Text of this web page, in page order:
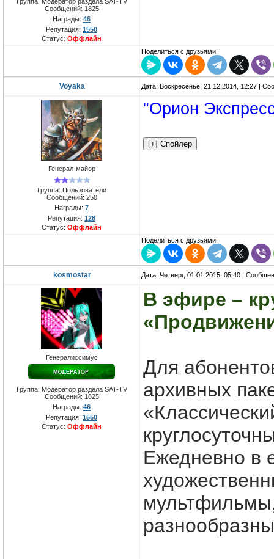
Сообщений: 1825
Награды: 46
Репутация: 1550
Статус: Оффлайн
Поделиться с друзьями:
Voyaka Дата: Воскресенье, 21.12.2014, 12:27 |
Генерал-майор
Группа: Пользователи
Сообщений: 250
Награды: 7
Репутация: 128
Статус: Оффлайн
"Орион
Поделиться с друзьями:
kosmostar Дата: Четверг, 01.01.2015, 05:40 |
Генералиссимус
Группа: Модератор раздела SAT-TV
Сообщений: 1825
Награды: 46
Репутация: 1550
Статус: Оффлайн
В эфире –
Для
архивных
Ежедневно в